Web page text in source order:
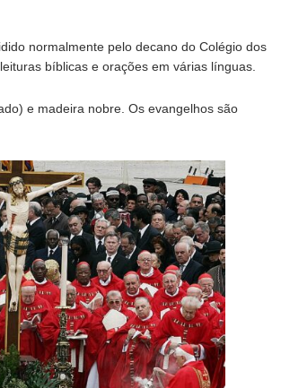
normalmente pelo decano do Colégio dos
bíblicas e orações em várias línguas.
e madeira nobre. Os evangelhos são